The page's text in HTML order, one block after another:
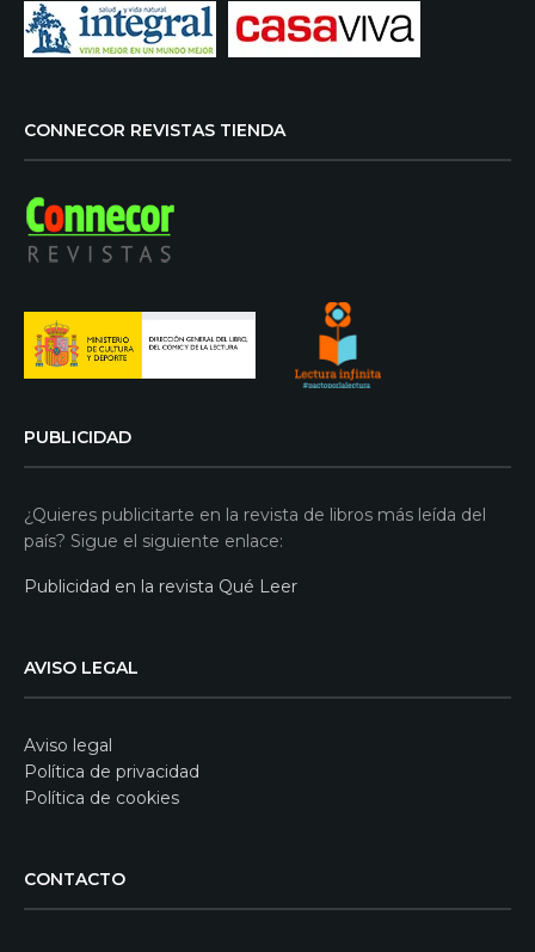
CONNECOR REVISTAS TIENDA
PUBLICIDAD
¿Quieres publicitarte en la revista de libros más leída del
país? Sigue el siguiente enlace:
Publicidad en la revista Qué Leer
AVISO LEGAL
Aviso legal
Política de privacidad
Política de cookies
CONTACTO